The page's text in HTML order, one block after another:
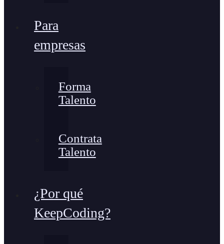
Para
empresas
Forma
Talento
Contrata
Talento
¿Por qué
KeepCoding?